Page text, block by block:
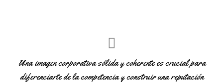
Una imagen corporativa sólida y coherente es crucial para
diferenciarte de la competencia y construir una reputación